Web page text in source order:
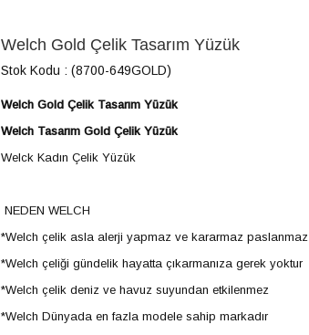
Welch Gold Çelik Tasarım Yüzük
Stok Kodu (8700-649GOLD)
Welch Gold Çelik Tasarım Yüzük
Welch Tasarım Gold Çelik Yüzük
Welck Kadın Çelik Yüzük
NEDEN WELCH
*Welch çelik asla alerji yapmaz ve kararmaz paslanmaz
*Welch çeliği gündelik hayatta çıkarmanıza gerek yoktur
*Welch çelik deniz ve havuz suyundan etkilenmez
*Welch Dünyada en fazla modele sahip markadır